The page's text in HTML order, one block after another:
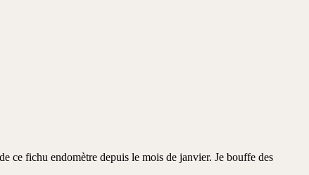
ce fichu endomètre depuis le mois de janvier. Je bouffe des